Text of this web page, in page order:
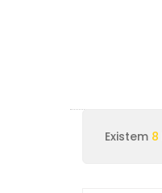
Existem 8